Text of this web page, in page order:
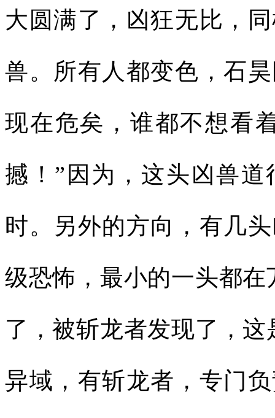
大圆满了，凶狂无比，
兽。所有人都变色，石
现在危矣，谁都不想看
撼！”因为，这头凶兽
时。另外的方向，有几
级恐怖，最小的一头都
了，被斩龙者发现了，
异域，有斩龙者，专门